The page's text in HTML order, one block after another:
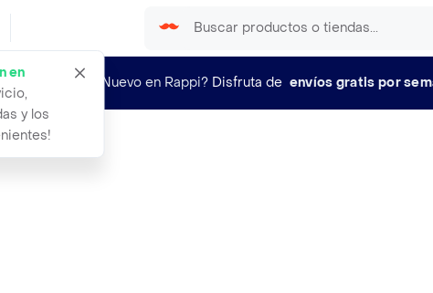
en
y los
¿Nuevo en Rappi? Disfruta de envíos gratis por
sp